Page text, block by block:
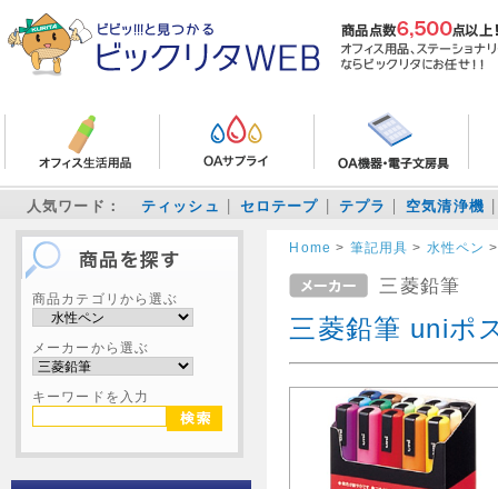
人気ワード： ティッシュ セロテープ テプラ 空気清浄機
商品カテゴリから選ぶ
メーカーから選ぶ
キーワードを入力
Home > 筆記用具 > 水性ペン
三菱鉛筆
三菱鉛筆 uniポ